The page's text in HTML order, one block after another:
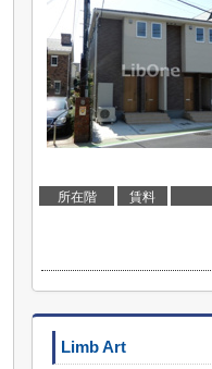
所在階 賃料
Limb Art